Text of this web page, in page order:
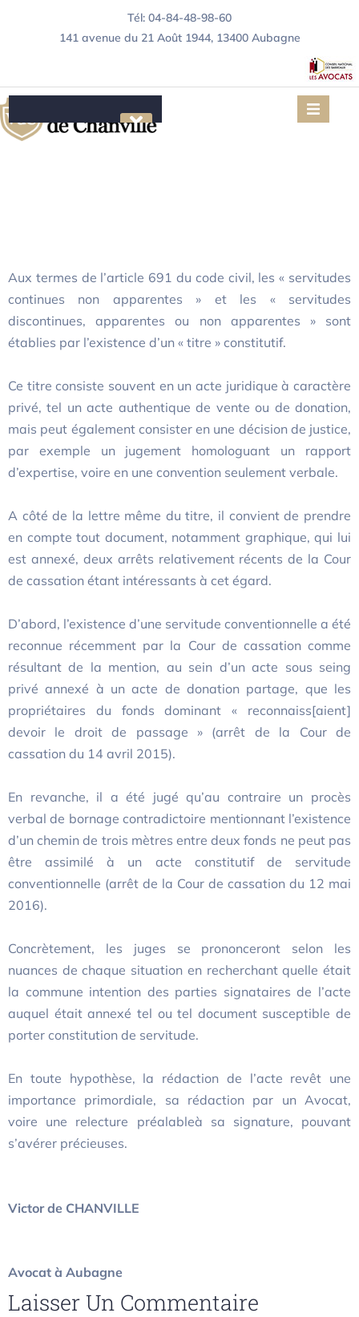
Tél: 04-84-48-98-60
141 avenue du 21 Août 1944, 13400 Aubagne
Articles juridiques
Contact
Aux termes de l’article 691 du code civil, les « servitudes
continues non apparentes » et les « servitudes
discontinues, apparentes ou non apparentes » sont
établies par l’existence d’un « titre » constitutif.
Ce titre consiste souvent en un acte juridique à caractère
privé, tel un acte authentique de vente ou de donation,
mais peut également consister en une décision de justice,
par exemple un jugement homologuant un rapport
d’expertise, voire en une convention seulement verbale.
A côté de la lettre même du titre, il convient de prendre
en compte tout document, notamment graphique, qui lui
est annexé, deux arrêts relativement récents de la Cour
de cassation étant intéressants à cet égard.
D’abord, l’existence d’une servitude conventionnelle a été
reconnue récemment par la Cour de cassation comme
résultant de la mention, au sein d’un acte sous seing
privé annexé à un acte de donation partage, que les
propriétaires du fonds dominant « reconnaiss[aient]
devoir le droit de passage » (arrêt de la Cour de
cassation du 14 avril 2015).
En revanche, il a été jugé qu’au contraire un procès
verbal de bornage contradictoire mentionnant l’existence
d’un chemin de trois mètres entre deux fonds ne peut pas
être assimilé à un acte constitutif de servitude
conventionnelle (arrêt de la Cour de cassation du 12 mai
2016).
Concrètement, les juges se prononceront selon les
nuances de chaque situation en recherchant quelle était
la commune intention des parties signataires de l’acte
auquel était annexé tel ou tel document susceptible de
porter constitution de servitude.
En toute hypothèse, la rédaction de l’acte revêt une
importance primordiale, sa rédaction par un Avocat,
voire une relecture préalableà sa signature, pouvant
s’avérer précieuses.
Victor de CHANVILLE
Avocat à Aubagne
Laisser Un Commentaire